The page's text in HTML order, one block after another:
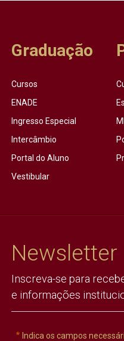
Graduação
Cursos
ENADE
Ingresso Especial
Intercâmbio
Portal do Aluno
Vestibular
Newsletter
Inscreva-se para
e informações
Indica os campos